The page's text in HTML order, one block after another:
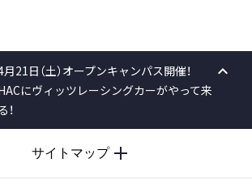
月21日（土）オープンキャンパス開催！
にヴィッツレーシングカーがやって来
！
TOP
サイトマップ